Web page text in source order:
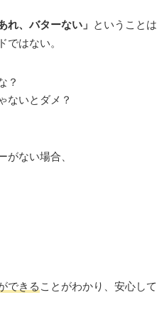
れ、バターない」 ということは
はない。
？
ないとダメ？
ない場合、
できることがわかり、安心して